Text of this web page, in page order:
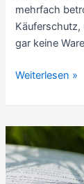
mehrfach
gar keine
Betrug
reduzieren
beim
Gebrauchtkauf
per
Weiterlesen »